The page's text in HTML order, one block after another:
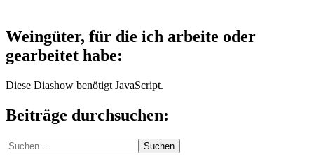
Weingüter, für die ich arbeite oder
gearbeitet habe:
Diese Diashow benötigt JavaScript.
Beiträge durchsuchen:
Suchen
nach: